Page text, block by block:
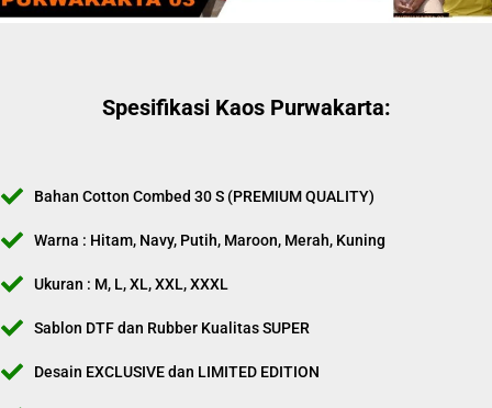
Spesifikasi Kaos Purwakarta:
Bahan Cotton Combed 30 S (PREMIUM QUALITY)
Warna : Hitam, Navy, Putih, Maroon, Merah, Kuning
Ukuran : M, L, XL, XXL, XXXL
Sablon DTF dan Rubber Kualitas SUPER
Desain EXCLUSIVE dan LIMITED EDITION